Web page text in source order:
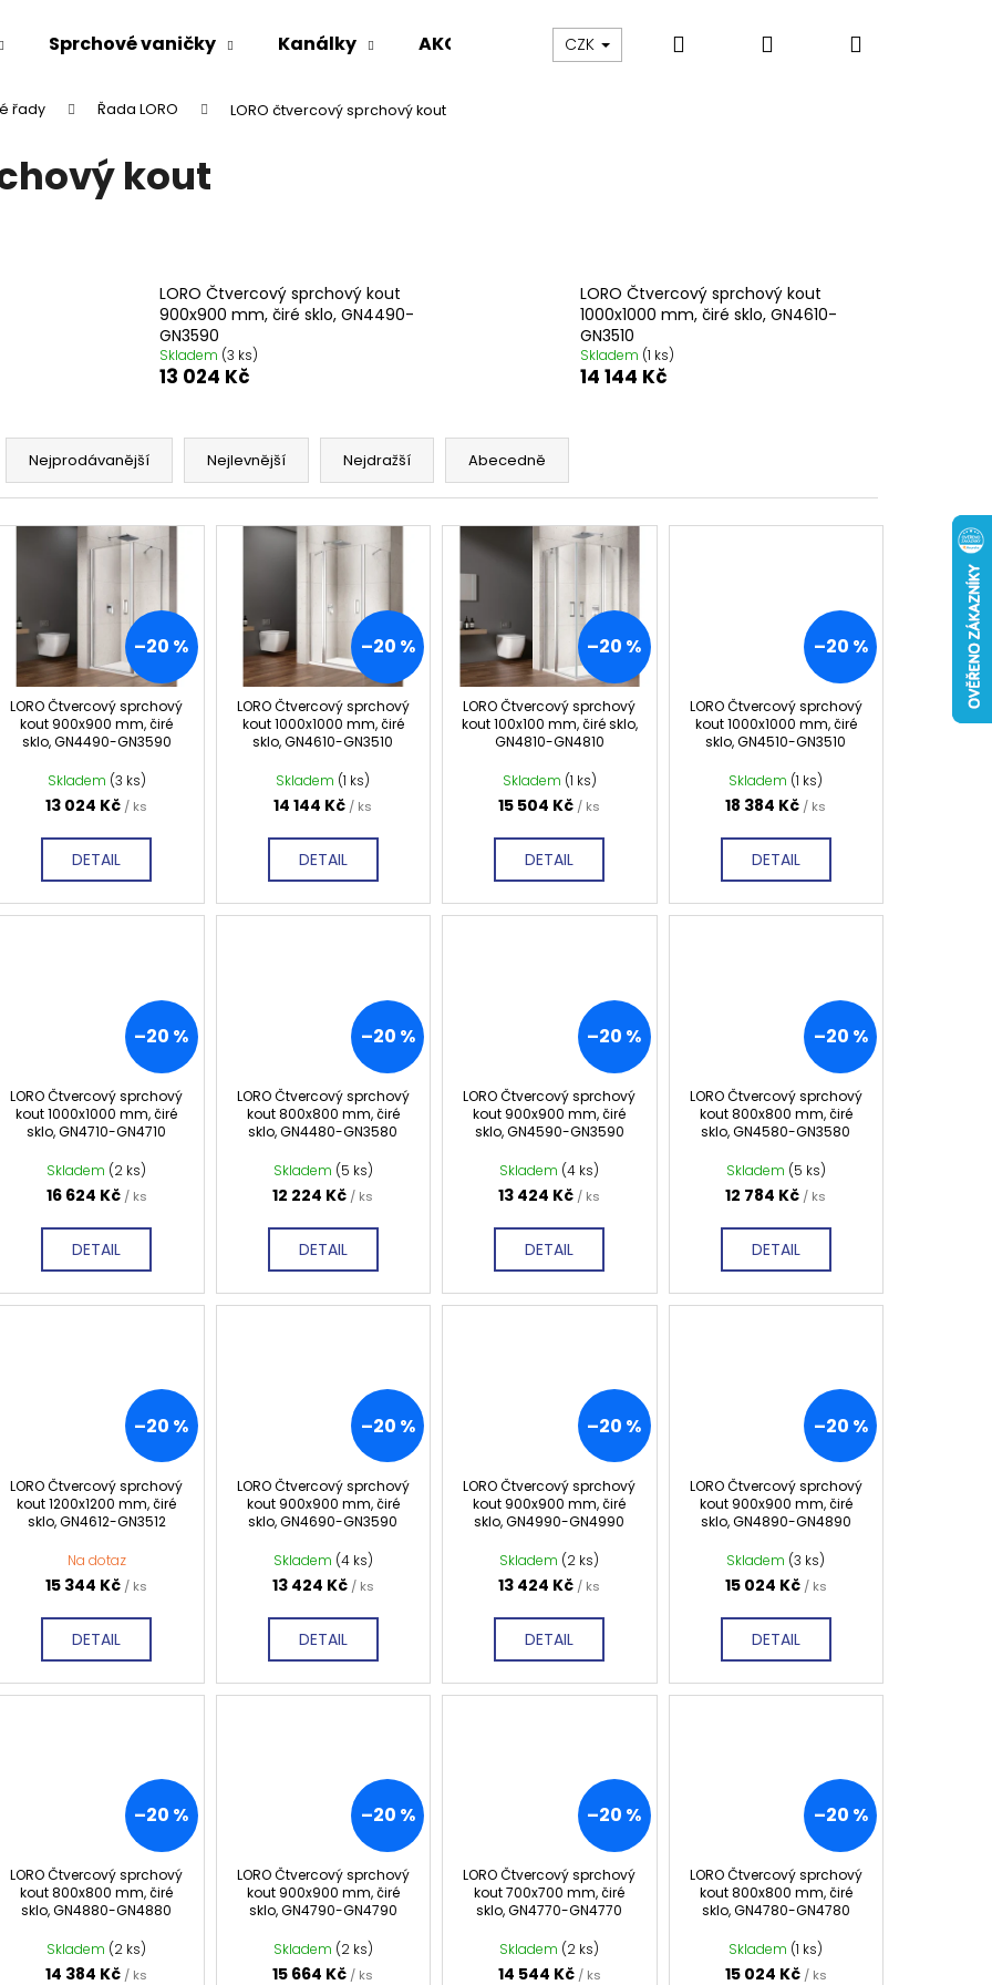
Sprchové vaničky Kanálky AKCE % Výprodej Vany a umyvadla
CZK Hledat PřihlášeníNákupní
řady Řada LORO LORO čtvercový sprchový kout
kout
LORO Čtvercový sprchový kout
900x900 mm, čiré sklo, GN4490-
GN3590
Skladem (3 ks)
13 024 Kč
LORO Čtvercový sprchový kout
1000x1000 mm, čiré sklo, GN4610-
GN3510
Skladem (1 ks)
14 144 Kč
Ř
d
u
Nejprodávanější Nejlevnější Nejdražší Abecedně
p
–20 %
LORO Čtvercový sprchový
kout 900x900 mm, čiré
sklo, GN4490-GN3590
Skladem (3 ks)
13 024 Kč / ks
DETAIL
–20 %
LORO Čtvercový sprchový
kout 1000x1000 mm, čiré
sklo, GN4610-GN3510
Skladem (1 ks)
14 144 Kč / ks
DETAIL
–20 %
LORO Čtvercový sprchový
kout 100x100 mm, čiré sklo,
GN4810-GN4810
Skladem (1 ks)
15 504 Kč / ks
DETAIL
–20 %
LORO Čtvercový sprchový
kout 1000x1000 mm, čiré
sklo, GN4510-GN3510
Skladem (1 ks)
18 384 Kč / ks
DETAIL
–20 %
LORO Čtvercový sprchový
kout 1000x1000 mm, čiré
sklo, GN4710-GN4710
Skladem (2 ks)
16 624 Kč / ks
DETAIL
–20 %
LORO Čtvercový sprchový
kout 800x800 mm, čiré
sklo, GN4480-GN3580
Skladem (5 ks)
12 224 Kč / ks
DETAIL
–20 %
LORO Čtvercový sprchový
kout 900x900 mm, čiré
sklo, GN4590-GN3590
Skladem (4 ks)
13 424 Kč / ks
DETAIL
–20 %
LORO Čtvercový sprchový
kout 800x800 mm, čiré
sklo, GN4580-GN3580
Skladem (5 ks)
12 784 Kč / ks
DETAIL
–20 %
LORO Čtvercový sprchový
kout 1200x1200 mm, čiré
sklo, GN4612-GN3512
Na dotaz
15 344 Kč / ks
DETAIL
–20 %
LORO Čtvercový sprchový
kout 900x900 mm, čiré
sklo, GN4690-GN3590
Skladem (4 ks)
13 424 Kč / ks
DETAIL
–20 %
LORO Čtvercový sprchový
kout 900x900 mm, čiré
sklo, GN4990-GN4990
Skladem (2 ks)
13 424 Kč / ks
DETAIL
–20 %
LORO Čtvercový sprchový
kout 900x900 mm, čiré
sklo, GN4890-GN4890
Skladem (3 ks)
15 024 Kč / ks
DETAIL
–20 %
LORO Čtvercový sprchový
kout 800x800 mm, čiré
sklo, GN4880-GN4880
Skladem (2 ks)
14 384 Kč / ks
–20 %
LORO Čtvercový sprchový
kout 900x900 mm, čiré
sklo, GN4790-GN4790
Skladem (2 ks)
15 664 Kč / ks
–20 %
LORO Čtvercový sprchový
kout 700x700 mm, čiré
sklo, GN4770-GN4770
Skladem (2 ks)
14 544 Kč / ks
–20 %
LORO Čtvercový sprchový
kout 800x800 mm, čiré
sklo, GN4780-GN4780
Skladem (1 ks)
15 024 Kč / ks
Co potřebujete najít?
Doporučujeme
VARIO SPRCHOVÁ ZÁSTĚNA 1000 MM
SKLO GX1310
240 Kč
Původně:6 550 Kč
VOLCANO CHROM SPRCHOVÉ DVEŘE
DO NIKY 1400MM, ČIRÉ SKLO, GV1014
16 792 Kč
Původně: 20 990 Kč